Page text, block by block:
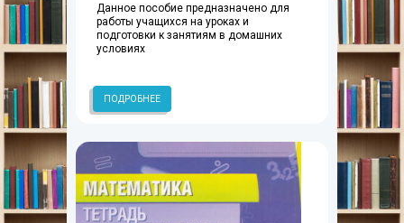
Данное пособие предназначено для
работы учащихся на уроках и
подготовки к занятиям в домашних
условиях
ПОДРОБНЕЕ